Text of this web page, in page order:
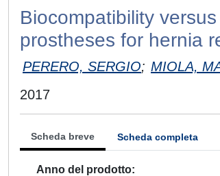
Biocompatibility
prostheses for hernia
PERERO, SERGIO; MIOLA,
2017
Scheda breve Scheda completa
Anno del prodotto